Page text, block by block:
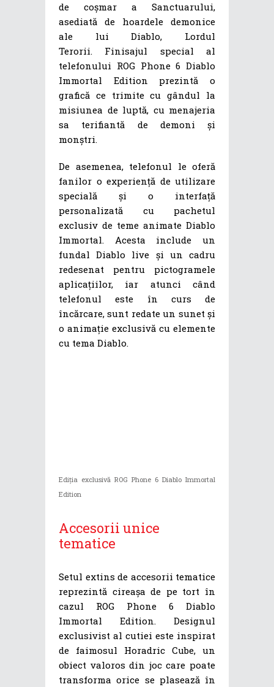
de coșmar a Sanctuarului,
asediată de hoardele demonice
ale lui Diablo, Lordul
Terorii. Finisajul special al
telefonului ROG Phone 6 Diablo
Immortal Edition prezintă o
grafică ce trimite cu gândul la
misiunea de luptă, cu menajeria
sa terifiantă de demoni și
monștri.
De asemenea, telefonul le oferă
fanilor o experiență de utilizare
specială și o interfață
personalizată cu pachetul
exclusiv de teme animate Diablo
Immortal. Acesta include un
fundal Diablo live și un cadru
redesenat pentru pictogramele
aplicațiilor, iar atunci când
telefonul este în curs de
încărcare, sunt redate un sunet și
o animație exclusivă cu elemente
cu tema Diablo.
Ediția exclusivă ROG Phone 6 Diablo Immortal
Edition
Accesorii unice
tematice
Setul extins de accesorii tematice
reprezintă cireașa de pe tort în
cazul ROG Phone 6 Diablo
Immortal Edition. Designul
exclusivist al cutiei este inspirat
de faimosul Horadric Cube, un
obiect valoros din joc care poate
transforma orice se plasează în